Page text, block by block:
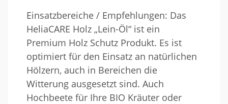
Einsatzbereiche / Empfehlungen: Das
HeliaCARE Holz „Lein-Öl“ ist ein
Premium Holz Schutz Produkt. Es ist
optimiert für den Einsatz an natürlichen
Hölzern, auch in Bereichen die
Witterung ausgesetzt sind. Auch
Hochbeete für Ihre BIO Kräuter oder